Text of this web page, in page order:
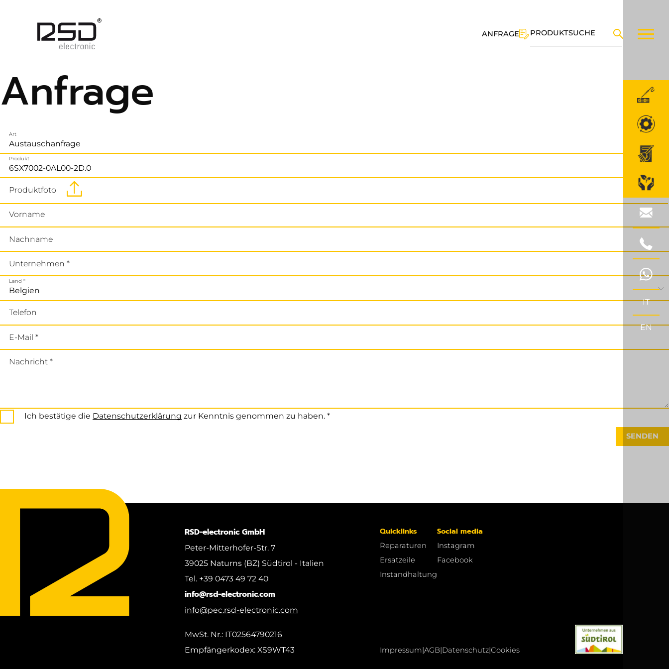
ANFRAGE PRODUKTSUCHE
IT
EN
Anfrage
Art
Produkt
Produktfoto
Vorname
Nachname
Unternehmen *
Land *
Telefon
E-Mail *
Nachricht *
Ich bestätige die Datenschutzerklärung zur Kenntnis genommen zu haben. *
SENDEN
RSD-electronic GmbH
Peter-Mitterhofer-Str. 7
39025 Naturns (BZ) Südtirol - Italien
Tel. +39 0473 49 72 40
info@rsd-electronic.com
info@pec.rsd-electronic.com
MwSt. Nr.: IT02564790216
Empfängerkodex: XS9WT43
Quicklinks
Reparaturen
Ersatzeile
Instandhaltung
Social media
Instagram
Facebook
Impressum AGB| Datenschutz| Cookies